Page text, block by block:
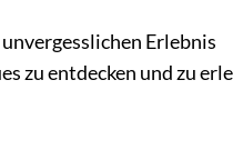
Erlebnis
zu entdecken und zu